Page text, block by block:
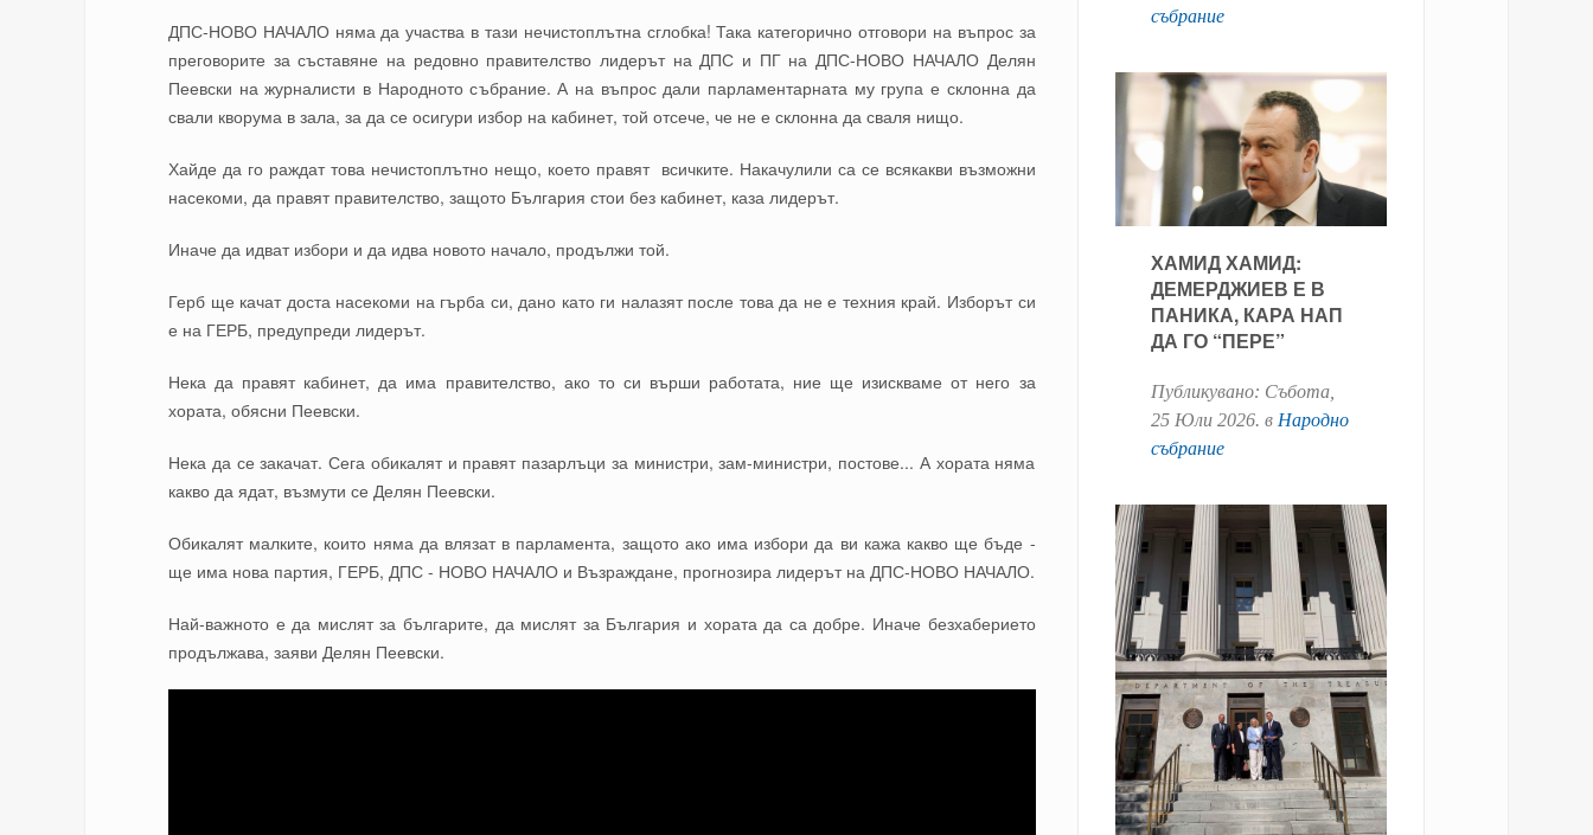
ДПС-НОВО НАЧАЛО няма да участва в тази нечистоплътна сглобка! Така категорично отговори на въпрос за
преговорите за съставяне на редовно правителство лидерът на ДПС и ПГ на ДПС-НОВО НАЧАЛО Делян
Пеевски на журналисти в Народното събрание. А на въпрос дали парламентарната му група е склонна да
свали кворума в зала, за да се осигури избор на кабинет, той отсече, че не е склонна да сваля нищо.
Хайде да го раждат това нечистоплътно нещо, което правят всичките. Накачулили са се всякакви възможни
насекоми, да правят правителство, защото България стои без кабинет, каза лидерът.
Иначе да идват избори и да идва новото начало, продължи той.
Герб ще качат доста насекоми на гърба си, дано като ги налазят после това да не е техния край. Изборът си
е на ГЕРБ, предупреди лидерът.
Нека да правят кабинет, да има правителство, ако то си върши работата, ние ще изискваме от него за
хората, обясни Пеевски.
Нека да се закачат. Сега обикалят и правят пазарлъци за министри, зам-министри, постове... А хората няма
какво да ядат, възмути се Делян Пеевски.
Обикалят малките, които няма да влязат в парламента, защото ако има избори да ви кажа какво ще бъде -
ще има нова партия, ГЕРБ, ДПС - НОВО НАЧАЛО и Възраждане, прогнозира лидерът на ДПС-НОВО НАЧАЛО.
Най-важното е да мислят за българите, да мислят за България и хората да са добре. Иначе безхаберието
продължава, заяви Делян Пеевски.
събрание
ХАМИД ХАМИД:
ДЕМЕРДЖИЕВ Е В
ПАНИКА, КАРА НАП
ДА ГО “ПЕРЕ”
Публикувано: Събота,
25 Юли 2026. в Народно
събрание